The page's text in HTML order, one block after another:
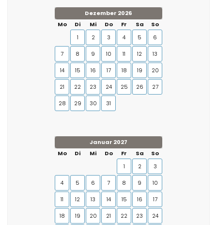
Dezember 2026
Mo
Di Mi Do Fr Sa
So
1
2 3 4 5 6
7 8 9 10 11 12 13
14 15 16 17 18 19 20
21 22 23 24 25 26 27
28 29 30 31
Januar 2027
Mo
Di Mi Do Fr Sa
So
1
2 3
4 5 6 7 8 9 10
11 12 13 14 15 16 17
18 19 20 21 22 23 24